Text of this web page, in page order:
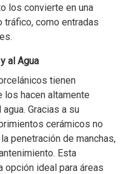
los convierte en una
tráfico, como entradas
al Agua
tienen
hacen altamente
Gracias a su
cerámicos no
penetración de manchas,
Esta
opción ideal para áreas